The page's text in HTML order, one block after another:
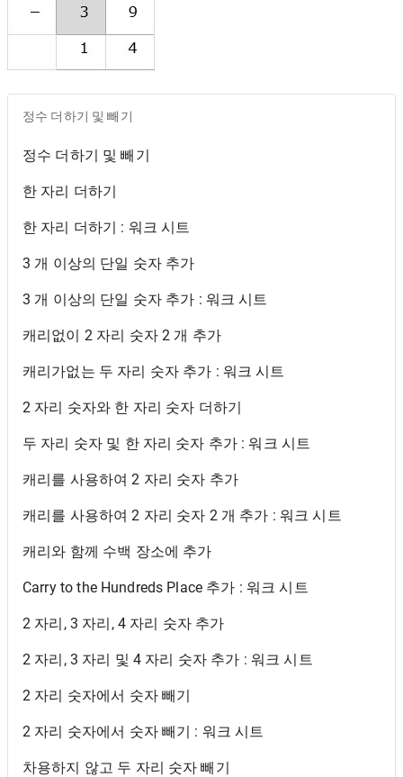
정수 더하기 및 빼기
정수 더하기 및 빼기
한 자리 더하기
한 자리 더하기 : 워크 시트
3 개 이상의 단일 숫자 추가
3 개 이상의 단일 숫자 추가 : 워크 시트
캐리없이 2 자리 숫자 2 개 추가
캐리가없는 두 자리 숫자 추가 : 워크 시트
2 자리 숫자와 한 자리 숫자 더하기
두 자리 숫자 및 한 자리 숫자 추가 : 워크 시트
캐리를 사용하여 2 자리 숫자 추가
캐리를 사용하여 2 자리 숫자 2 개 추가 : 워크 시트
캐리와 함께 수백 장소에 추가
Carry to the Hundreds Place 추가 : 워크 시트
2 자리, 3 자리, 4 자리 숫자 추가
2 자리, 3 자리 및 4 자리 숫자 추가 : 워크 시트
2 자리 숫자에서 숫자 빼기
2 자리 숫자에서 숫자 빼기 : 워크 시트
차용하지 않고 두 자리 숫자 빼기